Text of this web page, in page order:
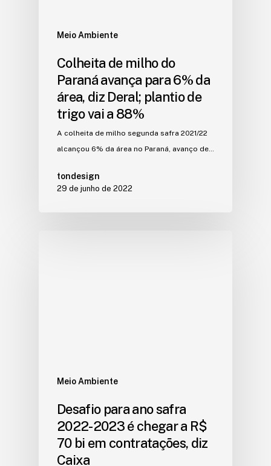
Meio Ambiente
Colheita de milho do
Paraná avança para 6% da
área, diz Deral; plantio de
trigo vai a 88%
A colheita de milho segunda safra 2021/22
alcançou 6% da área no Paraná, avanço de…
tondesign
29 de junho de 2022
Meio Ambiente
Desafio para ano safra
2022-2023 é chegar a R$
70 bi em contratações, diz
Caixa